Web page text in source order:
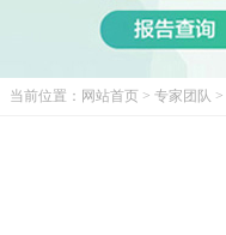
当前位置： 网站首页 > 专家团队 >